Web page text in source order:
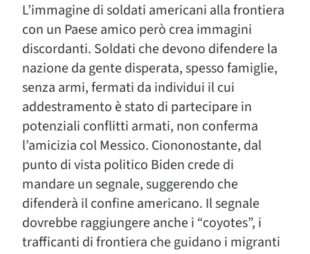
L’immagine di soldati americani alla frontiera
con un Paese amico però crea immagini
discordanti. Soldati che devono difendere la
nazione da gente disperata, spesso famiglie,
senza armi, fermati da individui il cui
addestramento è stato di partecipare in
potenziali conflitti armati, non conferma
l’amicizia col Messico. Ciononostante, dal
punto di vista politico Biden crede di
mandare un segnale, suggerendo che
difenderà il confine americano. Il segnale
dovrebbe raggiungere anche i “coyotes”, i
trafficanti di frontiera che guidano i migranti